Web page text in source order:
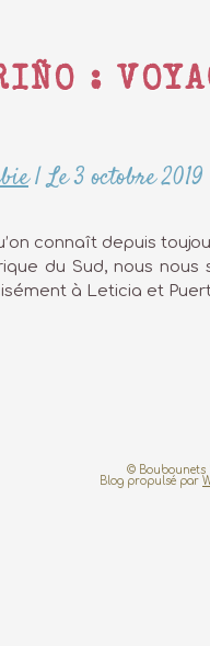
:
|Le 3 octobre 2019
connaît depuis
du Sud, nous
à Leticia et
© Boubounets
Blog propulsé par